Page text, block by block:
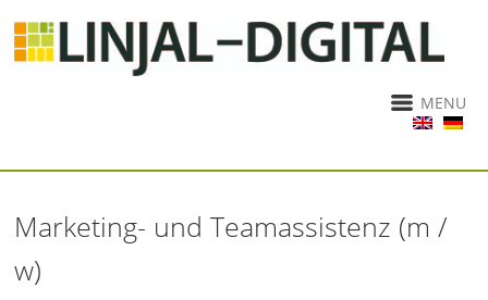
MENU
Marketing- und Teamassistenz (m /
w)